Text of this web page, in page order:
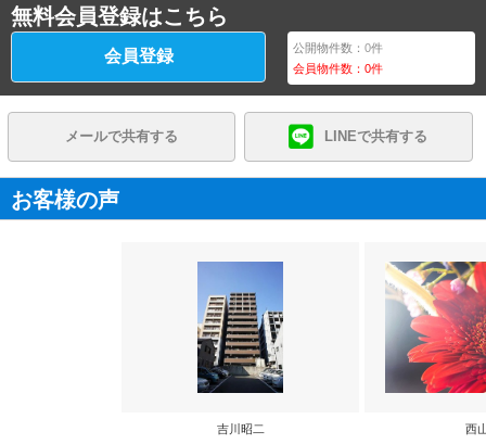
無料会員登録はこちら
会員登録 公開物件数：0件
会員物件数：0件
メールで共有する LINEで共有する
お客様の声
吉川昭二 西